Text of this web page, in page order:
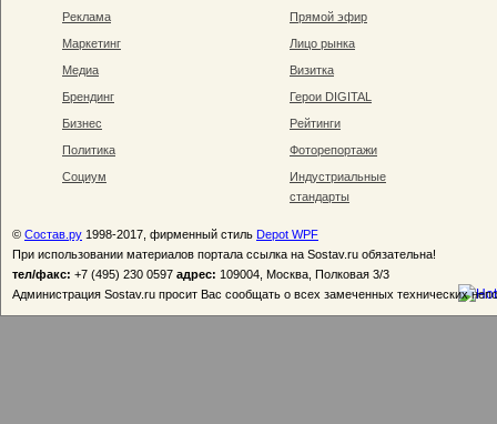
Реклама
Маркетинг
Медиа
Брендинг
Бизнес
Политика
Социум
Прямой эфир
Лицо рынка
Визитка
Герои DIGITAL
Рейтинги
Фоторепортажи
Индустриальные
стандарты
© Состав.ру 1998-2017, фирменный стиль Depot WPF
При использовании материалов портала ссылка на Sostav.ru обязательна!
тел/факс: +7 (495) 230 0597 адрес: 109004, Москва, Полковая 3/3
Администрация Sostav.ru просит Вас сообщать о всех замеченных технических